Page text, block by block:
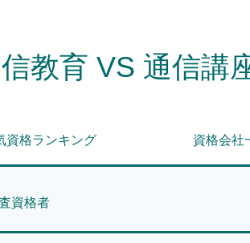
教育 VS 通信講
資格ランキング 資格会社
資格者